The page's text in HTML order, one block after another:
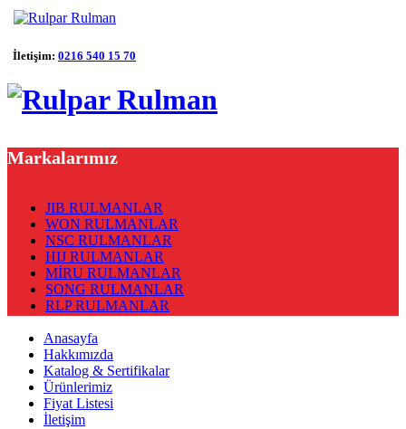
İletişim: 0216 540 15 70
Markalarımız
JIB RULMANLAR
WON RULMANLAR
NSC RULMANLAR
HIJ RULMANLAR
MİRU RULMANLAR
SONG RULMANLAR
RLP RULMANLAR
Anasayfa
Hakkımızda
Katalog & Sertifikalar
Ürünlerimiz
Fiyat Listesi
İletişim